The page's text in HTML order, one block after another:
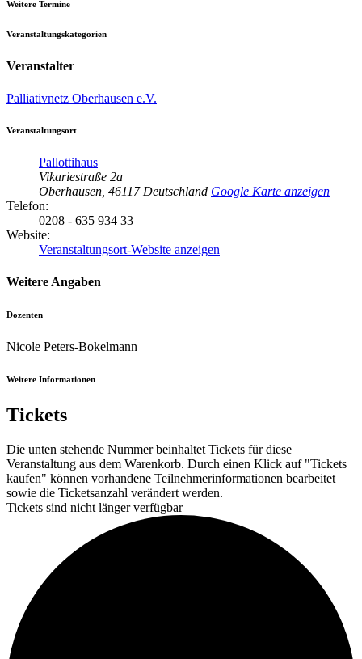
Weitere Termine
Veranstaltungskategorien
Veranstalter
Palliativnetz Oberhausen e.V.
Veranstaltungsort
Pallottihaus
Vikariestraße 2a
Oberhausen, 46117 Deutschland Google Karte anzeigen
Telefon:
0208 - 635 934 33
Website:
Veranstaltungsort-Website anzeigen
Weitere Angaben
Dozenten
Nicole Peters-Bokelmann
Weitere Informationen
Tickets
Die unten stehende Nummer beinhaltet Tickets für diese
Veranstaltung aus dem Warenkorb. Durch einen Klick auf "Tickets
kaufen" können vorhandene Teilnehmerinformationen bearbeitet
sowie die Ticketsanzahl verändert werden.
Tickets sind nicht länger verfügbar